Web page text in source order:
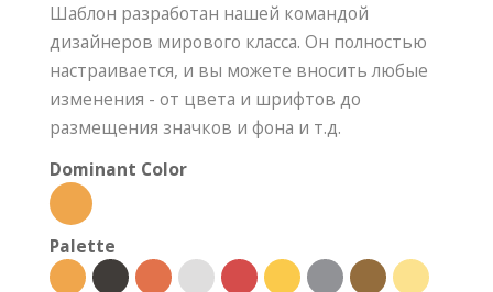
Шаблон разработан нашей командой
дизайнеров мирового класса. Он полностью
настраивается, и вы можете вносить любые
изменения - от цвета и шрифтов до
размещения значков и фона и т.д.
Dominant Color
Palette